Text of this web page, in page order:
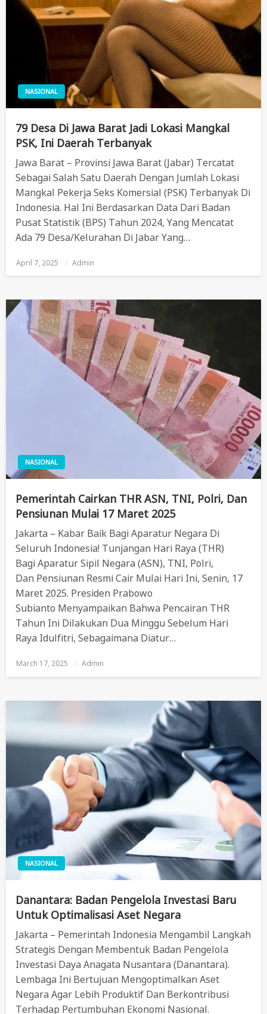
NASIONAL
79 Desa Di Jawa Barat Jadi Lokasi Mangkal
PSK, Ini Daerah Terbanyak
Jawa Barat – Provinsi Jawa Barat (Jabar) Tercatat
Sebagai Salah Satu Daerah Dengan Jumlah Lokasi
Mangkal Pekerja Seks Komersial (PSK) Terbanyak Di
Indonesia. Hal Ini Berdasarkan Data Dari Badan
Pusat Statistik (BPS) Tahun 2024, Yang Mencatat
Ada 79 Desa/kelurahan Di Jabar Yang…
Posted
On
April 7, 2025 Admin
NASIONAL
Pemerintah Cairkan THR ASN, TNI, Polri, Dan
Pensiunan Mulai 17 Maret 2025
Jakarta – Kabar Baik Bagi Aparatur Negara Di
Seluruh Indonesia! Tunjangan Hari Raya (THR)
Bagi Aparatur Sipil Negara (ASN), TNI, Polri,
Dan Pensiunan Resmi Cair Mulai Hari Ini, Senin, 17
Maret 2025. Presiden Prabowo
Subianto Menyampaikan Bahwa Pencairan THR
Tahun Ini Dilakukan Dua Minggu Sebelum Hari
Raya Idulfitri, Sebagaimana Diatur…
Posted
March 17, 2025 Admin
NASIONAL
Danantara: Badan Pengelola Investasi Baru
Untuk Optimalisasi Aset Negara
Jakarta – Pemerintah Indonesia Mengambil Langkah
Strategis Dengan Membentuk Badan Pengelola
Investasi Daya Anagata Nusantara (Danantara).
Lembaga Ini Bertujuan Mengoptimalkan Aset
Negara Agar Lebih Produktif Dan Berkontribusi
Terhadap Pertumbuhan Ekonomi Nasional.